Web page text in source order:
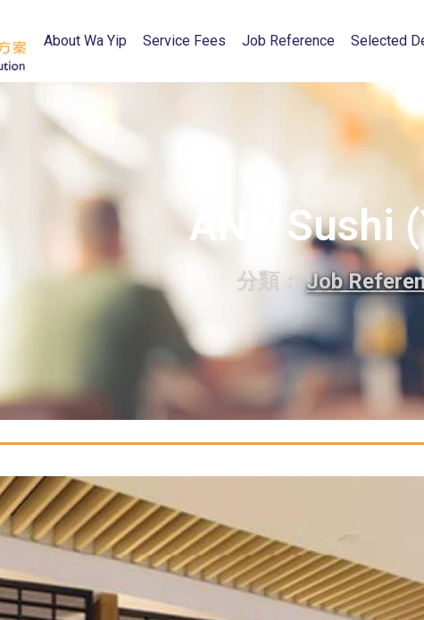
About Wa Yip Service Fees Job Reference Selected
ANA Sushi
分類： Job